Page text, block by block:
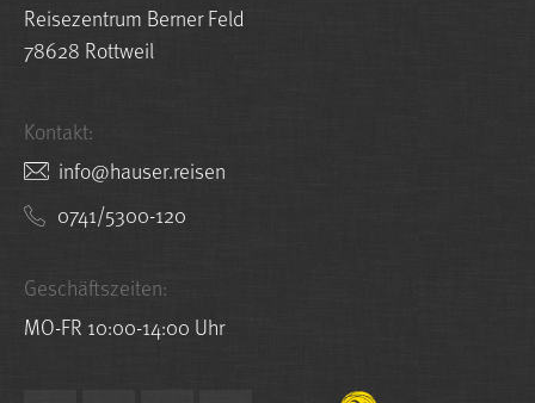
Reisezentrum Berner Feld
78628 Rottweil
Kontakt:
nesier.resuah@ofni
0741/5300-120
Geschäftszeiten:
MO-FR 10:00-14:00 Uhr